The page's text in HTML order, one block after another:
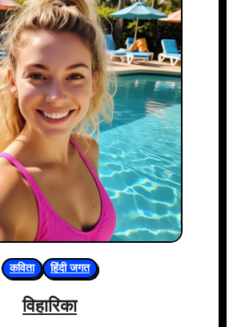
कविता हिंदी जगत
विहारिका